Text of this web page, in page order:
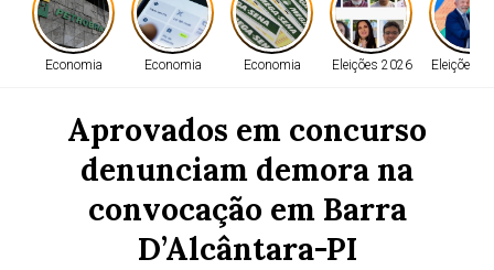
Economia Economia Economia Eleições 2026 Eleições
Aprovados em concurso
denunciam demora na
convocação em Barra
D’Alcântara-PI